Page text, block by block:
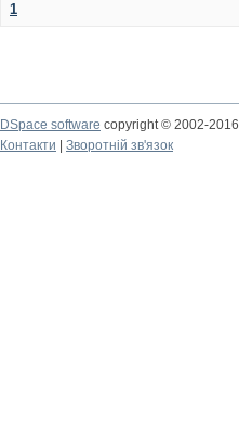
1
DSpace software copyright © 2002-2016
Контакти
Зворотній зв'язок